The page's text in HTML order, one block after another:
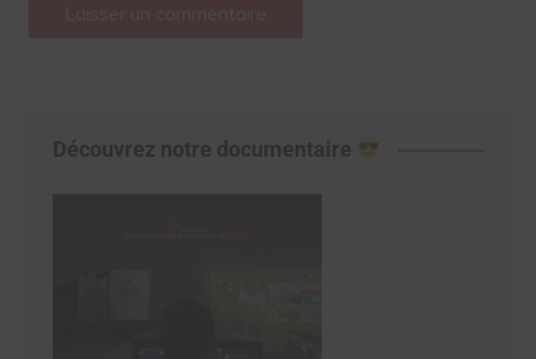
Découvrez notre documentaire